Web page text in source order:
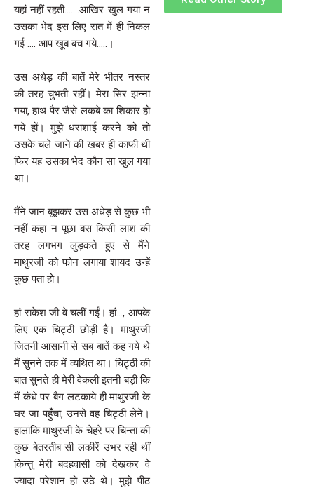
यहां नहीं रहती…….आखिर खुल गया न
उसका भेद इस लिए रात में ही निकल
गई …. आप खूब बच गये…..।
उस अधेड़ की बातें मेरे भीतर नस्तर
की तरह चुभती रहीं। मेरा सिर झन्ना
गया, हाथ पैर जैसे लकबे का शिकार हो
गये हों। मुझे धराशाई करने को तो
उसके चले जाने की खबर ही काफी थी
फिर यह उसका भेद कौन सा खुल गया
था।
मैंने जान बूझकर उस अधेड़ से कुछ भी
नहीं कहा न पूछा बस किसी लाश की
तरह लगभग लुड़कते हुए से मैंने
माथुरजी को फोन लगाया शायद उन्हें
कुछ पता हो।
हां राकेश जी वे चलीं गईं। हां…, आपके
लिए एक चिट्ठी छोड़ी है। माथुरजी
जितनी आसानी से सब बातें कह गये थे
मैं सुनने तक में व्यथित था। चिट्ठी की
बात सुनते ही मेरी वेकली इतनी बड़ी कि
मैं कंधे पर बैग लटकाये ही माथुरजी के
घर जा पहुँचा, उनसे वह चिट्ठी लेने।
हालांकि माथुरजी के चेहरे पर चिन्ता की
कुछ बेतरतीब सी लकीरें उभर रही थीं
किन्तु मेरी बदहवासी को देखकर वे
ज्यादा परेशान हो उठे थे। मुझे पीठ